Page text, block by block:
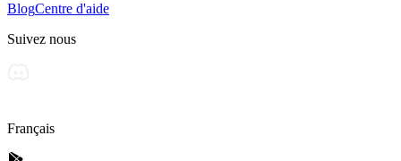
BlogCentre d'aide
Suivez nous
Français